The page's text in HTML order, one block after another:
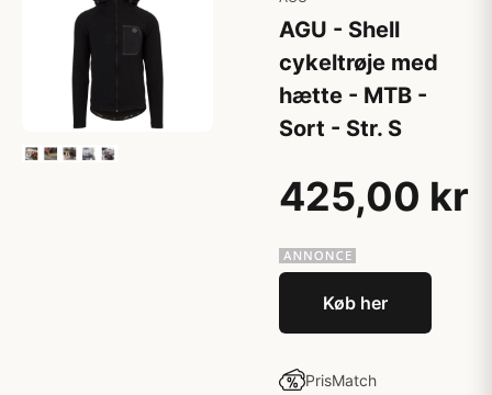
AGU - Shell
cykeltrøje med
hætte - MTB -
Sort - Str. S
425,00 kr
Køb her
PrisMatch